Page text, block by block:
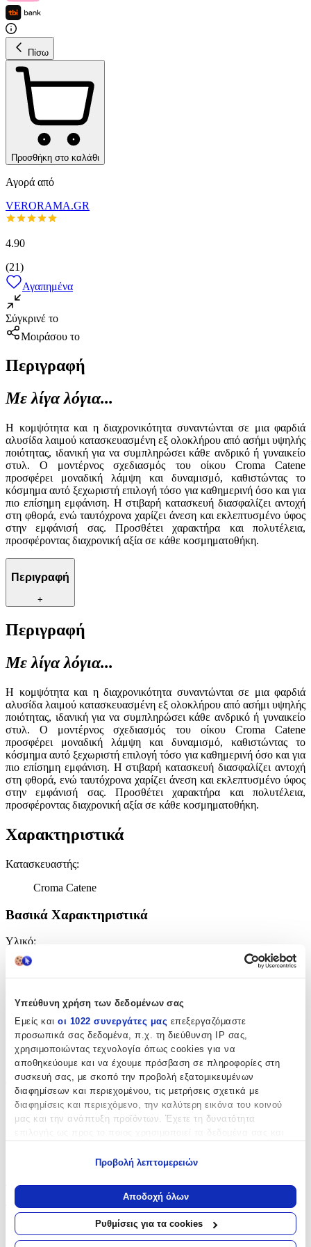
Υπεύθυνη χρήση των δεδομένων σας
Εμείς και οι 1022 συνεργάτες μας επεξεργαζόμαστε
προσωπικά σας δεδομένα, π.χ. τη διεύθυνση IP σας,
χρησιμοποιώντας τεχνολογία όπως cookies για να
αποθηκεύουμε και να έχουμε πρόσβαση σε πληροφορίες στη
συσκευή σας, με σκοπό την προβολή εξατομικευμένων
διαφημίσεων και περιεχομένου, τις μετρήσεις σχετικά με
διαφημίσεις και περιεχόμενο, την καλύτερη εικόνα του κοινού
μας και την ανάπτυξη προϊόντων. Έχετε τη δυνατότητα
Να συλλέξουμε πληροφορίες σχετικά με τη γεωγραφική
σας τοποθεσία, οι οποίες μπορεί να είναι ακριβείς σε
απόσταση μερικών μέτρων
Να αναγνωρίσουμε τη συσκευή σας σαρώνοντας ενεργά
Προβολή λεπτομερειών
Αποδοχή όλων
Ρυθμίσεις για τα cookies
Πίσω
Προσθήκη στο καλάθι
Αγορά από
VERORAMA.GR
4.90
(21)
Αγαπημένα
Σύγκρινέ το
Μοιράσου το
Περιγραφή
Με λίγα λόγια...
Η κομψότητα και η διαχρονικότητα συναντώνται σε μια φαρδιά
αλυσίδα λαιμού κατασκευασμένη εξ ολοκλήρου από ασήμι υψηλής
ποιότητας, ιδανική για να συμπληρώσει κάθε ανδρικό ή γυναικείο
στυλ. Ο μοντέρνος σχεδιασμός του οίκου Croma Catene
προσφέρει μοναδική λάμψη και δυναμισμό, καθιστώντας το
κόσμημα αυτό ξεχωριστή επιλογή τόσο για καθημερινή όσο και για
πιο επίσημη εμφάνιση. Η στιβαρή κατασκευή διασφαλίζει αντοχή
στη φθορά, ενώ ταυτόχρονα χαρίζει άνεση και εκλεπτυσμένο ύφος
στην εμφάνισή σας. Προσθέτει χαρακτήρα και πολυτέλεια,
προσφέροντας διαχρονική αξία σε κάθε κοσμηματοθήκη.
Περιγραφή
+
Περιγραφή
Με λίγα λόγια...
Η κομψότητα και η διαχρονικότητα συναντώνται σε μια φαρδιά
αλυσίδα λαιμού κατασκευασμένη εξ ολοκλήρου από ασήμι υψηλής
ποιότητας, ιδανική για να συμπληρώσει κάθε ανδρικό ή γυναικείο
στυλ. Ο μοντέρνος σχεδιασμός του οίκου Croma Catene
προσφέρει μοναδική λάμψη και δυναμισμό, καθιστώντας το
κόσμημα αυτό ξεχωριστή επιλογή τόσο για καθημερινή όσο και για
πιο επίσημη εμφάνιση. Η στιβαρή κατασκευή διασφαλίζει αντοχή
στη φθορά, ενώ ταυτόχρονα χαρίζει άνεση και εκλεπτυσμένο ύφος
στην εμφάνισή σας. Προσθέτει χαρακτήρα και πολυτέλεια,
προσφέροντας διαχρονική αξία σε κάθε κοσμηματοθήκη.
Χαρακτηριστικά
Κατασκευαστής:
Croma Catene
Βασικά Χαρακτηριστικά
Υλικό:
Επιχρυσωμένη:
Όχι
Φύλο:
Unisex
Τύπος:
Λαιμού